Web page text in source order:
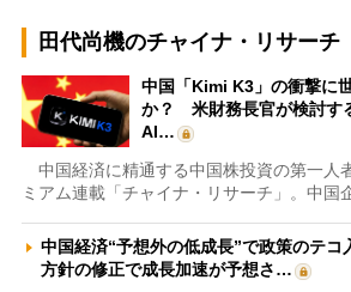
田代尚機のチャイナ・リサーチ
中国「Kimi K3」の衝撃に
か？ 米財務長官が検討す
AI…
中国経済に精通する中国株投資の第一人
ミアム連載「チャイナ・リサーチ」。中国
中国経済“予想外の低成長”で政策のテ
方針の修正で成長加速が予想さ…